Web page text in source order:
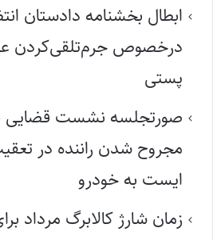
ابطال بخشنامه دادستان
درخصوص جرم‌تلقی‌کردن
پستی
صورتجلسه نشست قضایی
مجروح شدن راننده در
ایست به خودرو
زمان شارژ کالابرگ مرداد